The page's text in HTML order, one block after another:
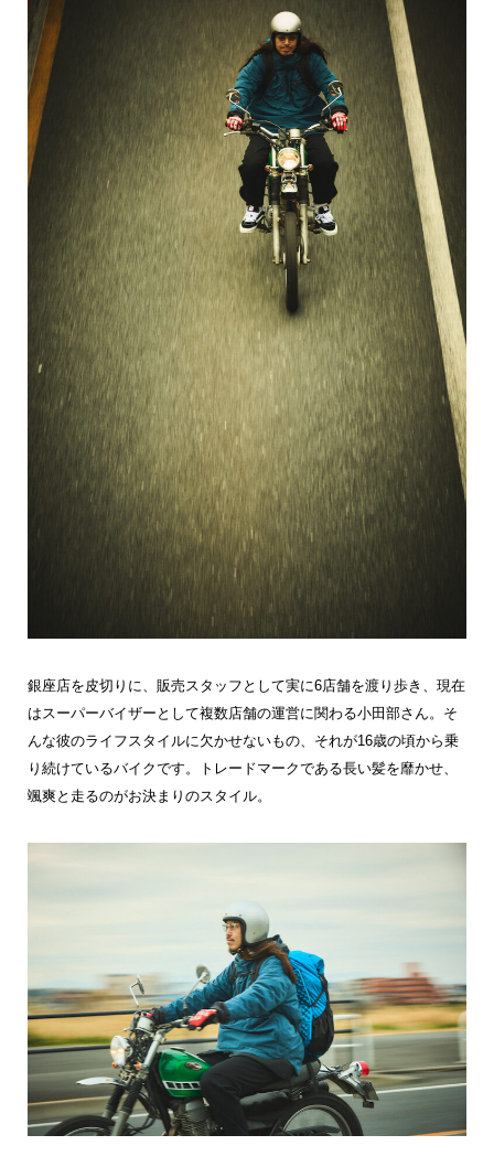
銀座店を皮切りに、販売スタッフとして実に6店舗を渡り歩き、現在
はスーパーバイザーとして複数店舗の運営に関わる小田部さん。そ
んな彼のライフスタイルに欠かせないもの、それが16歳の頃から乗
り続けているバイクです。トレードマークである長い髪を靡かせ、
颯爽と走るのがお決まりのスタイル。